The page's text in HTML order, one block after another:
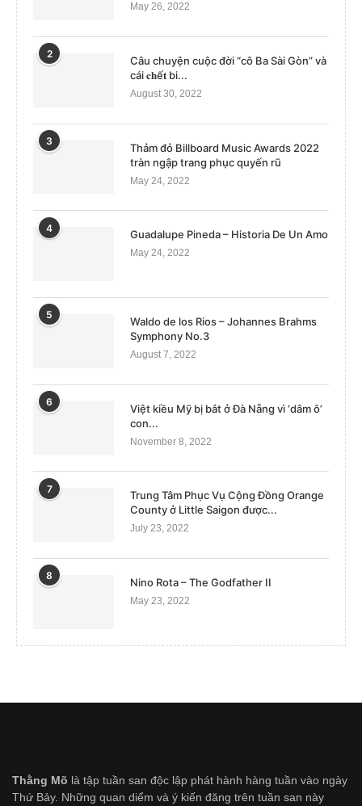
May 26, 2022
2
Câu chuyện cuộc đời “cô Ba Sài Gòn” và
cái 𝐜𝐡ế𝐭 bi...
August 30, 2022
3
Thảm đỏ Billboard Music Awards 2022
tràn ngập trang phục quyến rũ
May 24, 2022
4
Guadalupe Pineda – Historia De Un Amo
May 24, 2022
5
Waldo de los Rios – Johannes Brahms
Symphony No.3
August 7, 2022
6
Việt kiều Mỹ bị bắt ở Đà Nẵng vì ‘dâm ô’
con...
November 8, 2022
7
Trung Tâm Phục Vụ Cộng Đồng Orange
County ở Little Saigon được...
July 23, 2022
8
Nino Rota – The Godfather II
May 23, 2022
Thằng Mõ là tập tuần san độc lập phát hành hàng tuần vào ngày
Thứ Bảy. Những quan diểm và ý kiến đăng trên tuần san này